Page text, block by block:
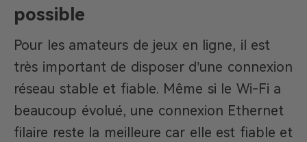
possible
Pour les amateurs de jeux en ligne, il est
très important de disposer d’une connexion
réseau stable et fiable. Même si le Wi-Fi a
beaucoup évolué, une connexion Ethernet
filaire reste la meilleure car elle est fiable et